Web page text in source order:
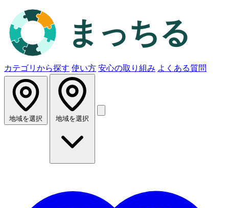
カテゴリから探す 使い方 安心の取り組み よくある質問
地域を選択 地域を選択